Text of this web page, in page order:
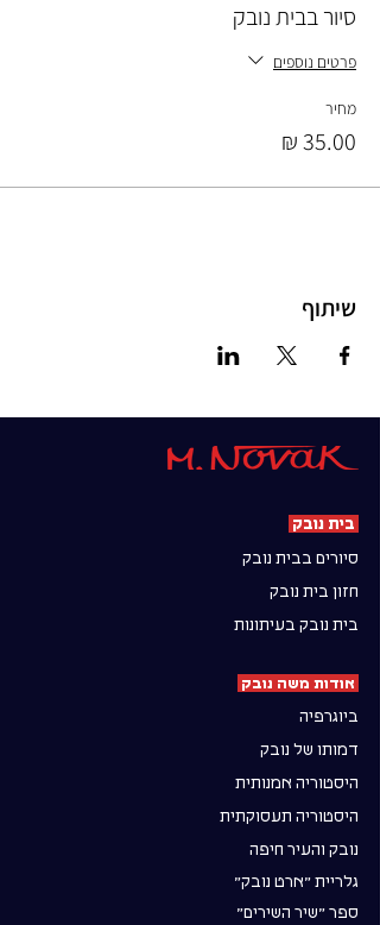
סיור בבית נובק
פרטים נוספים
מחיר
שיתוף
בית נובק
סיורים בבית נובק
חזון בית נובק
בית נובק בעיתונות
אודות משה נובק
ביוגרפיה
דמותו של נובק
היסטוריה אמנותית
היסטוריה תעסוקתית
נובק והעיר חיפה
גלריית ״ארט נובק״
ספר ״שיר השירים״